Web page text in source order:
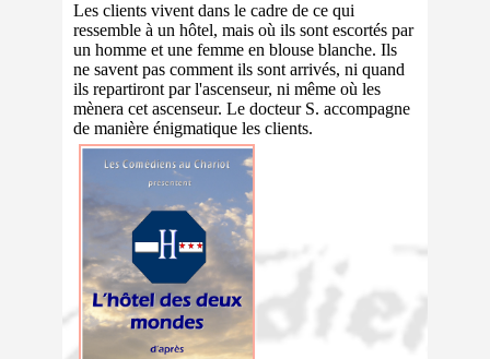
Les clients vivent dans le cadre de ce qui
ressemble à un hôtel, mais où ils sont escortés par
un homme et une femme en blouse blanche. Ils
ne savent pas comment ils sont arrivés, ni quand
ils repartiront par l'ascenseur, ni même où les
mènera cet ascenseur. Le docteur S. accompagne
de manière énigmatique les clients.